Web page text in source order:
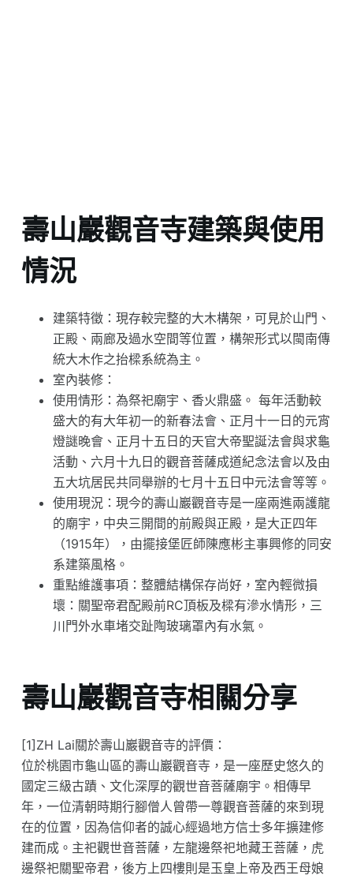
壽山巖觀音寺建築與使用
情況
建築特徵：現存較完整的大木構架，可見於山門、
正殿、兩廊及過水空間等位置，構架形式以閩南傳
統大木作之抬樑系統為主。
室內裝修：
使用情形：為祭祀廟宇、香火鼎盛。 每年活動較
盛大的有大年初一的新春法會、正月十一日的元宵
燈謎晚會、正月十五日的天官大帝聖誕法會與求龜
活動、六月十九日的觀音菩薩成道紀念法會以及由
五大坑居民共同舉辦的七月十五日中元法會等等。
使用現況：現今的壽山巖觀音寺是一座兩進兩護龍
的廟宇，中央三開間的前殿與正殿，是大正四年
（1915年），由擺接堡匠師陳應彬主事興修的同安
系建築風格。
重點維護事項：整體結構保存尚好，室內輕微損
壞：關聖帝君配殿前RC頂板及樑有滲水情形，三
川門外水車堵交趾陶玻璃罩內有水氣。
壽山巖觀音寺相關分享
[1]ZH Lai關於壽山巖觀音寺的評價：
位於桃園市龜山區的壽山巖觀音寺，是一座歷史悠久的
國定三級古蹟、文化深厚的觀世音菩薩廟宇。相傳早
年，一位清朝時期行腳僧人曾帶一尊觀音菩薩的來到現
在的位置，因為信仰者的誠心經過地方信士多年擴建修
建而成。主祀觀世音菩薩，左龍邊祭祀地藏王菩薩，虎
邊祭祀關聖帝君，後方上四樓則是玉皇上帝及西王母娘